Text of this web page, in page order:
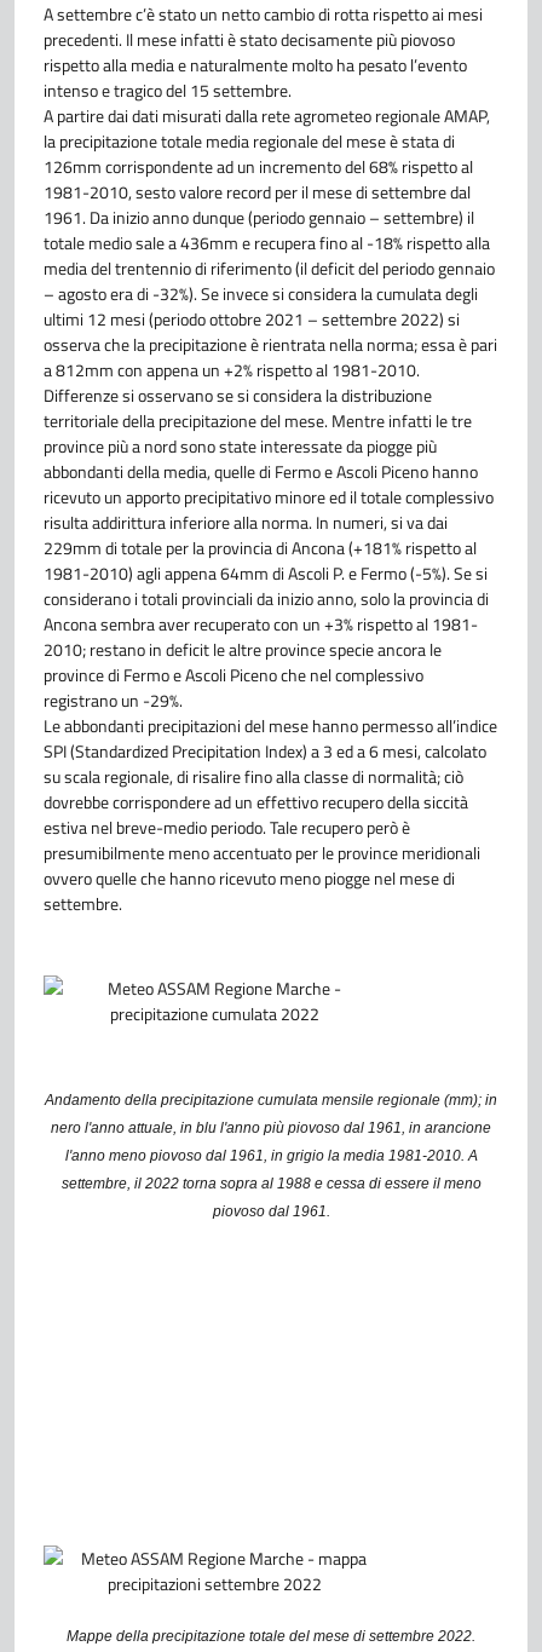
A settembre c’è stato un netto cambio di rotta rispetto ai mesi
precedenti. Il mese infatti è stato decisamente più piovoso
rispetto alla media e naturalmente molto ha pesato l’evento
intenso e tragico del 15 settembre.
A partire dai dati misurati dalla rete agrometeo regionale AMAP,
la precipitazione totale media regionale del mese è stata di
126mm corrispondente ad un incremento del 68% rispetto al
1981-2010, sesto valore record per il mese di settembre dal
1961. Da inizio anno dunque (periodo gennaio – settembre) il
totale medio sale a 436mm e recupera fino al -18% rispetto alla
media del trentennio di riferimento (il deficit del periodo gennaio
– agosto era di -32%). Se invece si considera la cumulata degli
ultimi 12 mesi (periodo ottobre 2021 – settembre 2022) si
osserva che la precipitazione è rientrata nella norma; essa è pari
a 812mm con appena un +2% rispetto al 1981-2010.
Differenze si osservano se si considera la distribuzione
territoriale della precipitazione del mese. Mentre infatti le tre
province più a nord sono state interessate da piogge più
abbondanti della media, quelle di Fermo e Ascoli Piceno hanno
ricevuto un apporto precipitativo minore ed il totale complessivo
risulta addirittura inferiore alla norma. In numeri, si va dai
229mm di totale per la provincia di Ancona (+181% rispetto al
1981-2010) agli appena 64mm di Ascoli P. e Fermo (-5%). Se si
considerano i totali provinciali da inizio anno, solo la provincia di
Ancona sembra aver recuperato con un +3% rispetto al 1981-
2010; restano in deficit le altre province specie ancora le
province di Fermo e Ascoli Piceno che nel complessivo
registrano un -29%.
Le abbondanti precipitazioni del mese hanno permesso all’indice
SPI (Standardized Precipitation Index) a 3 ed a 6 mesi, calcolato
su scala regionale, di risalire fino alla classe di normalità; ciò
dovrebbe corrispondere ad un effettivo recupero della siccità
estiva nel breve-medio periodo. Tale recupero però è
presumibilmente meno accentuato per le province meridionali
ovvero quelle che hanno ricevuto meno piogge nel mese di
settembre.
Andamento della precipitazione cumulata mensile regionale (mm); in
nero l'anno attuale, in blu l'anno più piovoso dal 1961, in arancione
l'anno meno piovoso dal 1961, in grigio la media 1981-2010. A
settembre, il 2022 torna sopra al 1988 e cessa di essere il meno
piovoso dal 1961.
Mappe della precipitazione totale del mese di settembre 2022.